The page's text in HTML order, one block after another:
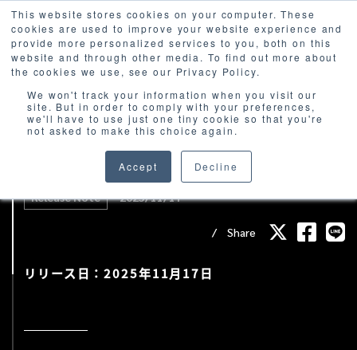
This website stores cookies on your computer. These
cookies are used to improve your website experience and
provide more personalized services to you, both on this
website and through other media. To find out more about
the cookies we use, see our Privacy Policy.
We won't track your information when you visit our
site. But in order to comply with your preferences,
we'll have to use just one tiny cookie so that you're
not asked to make this choice again.
Accept Decline
Direct Mail Integration（DMI）によるメ
ール送信が可能に
Release Note 2025/11/17
Share
リリース日：2025年11月17日